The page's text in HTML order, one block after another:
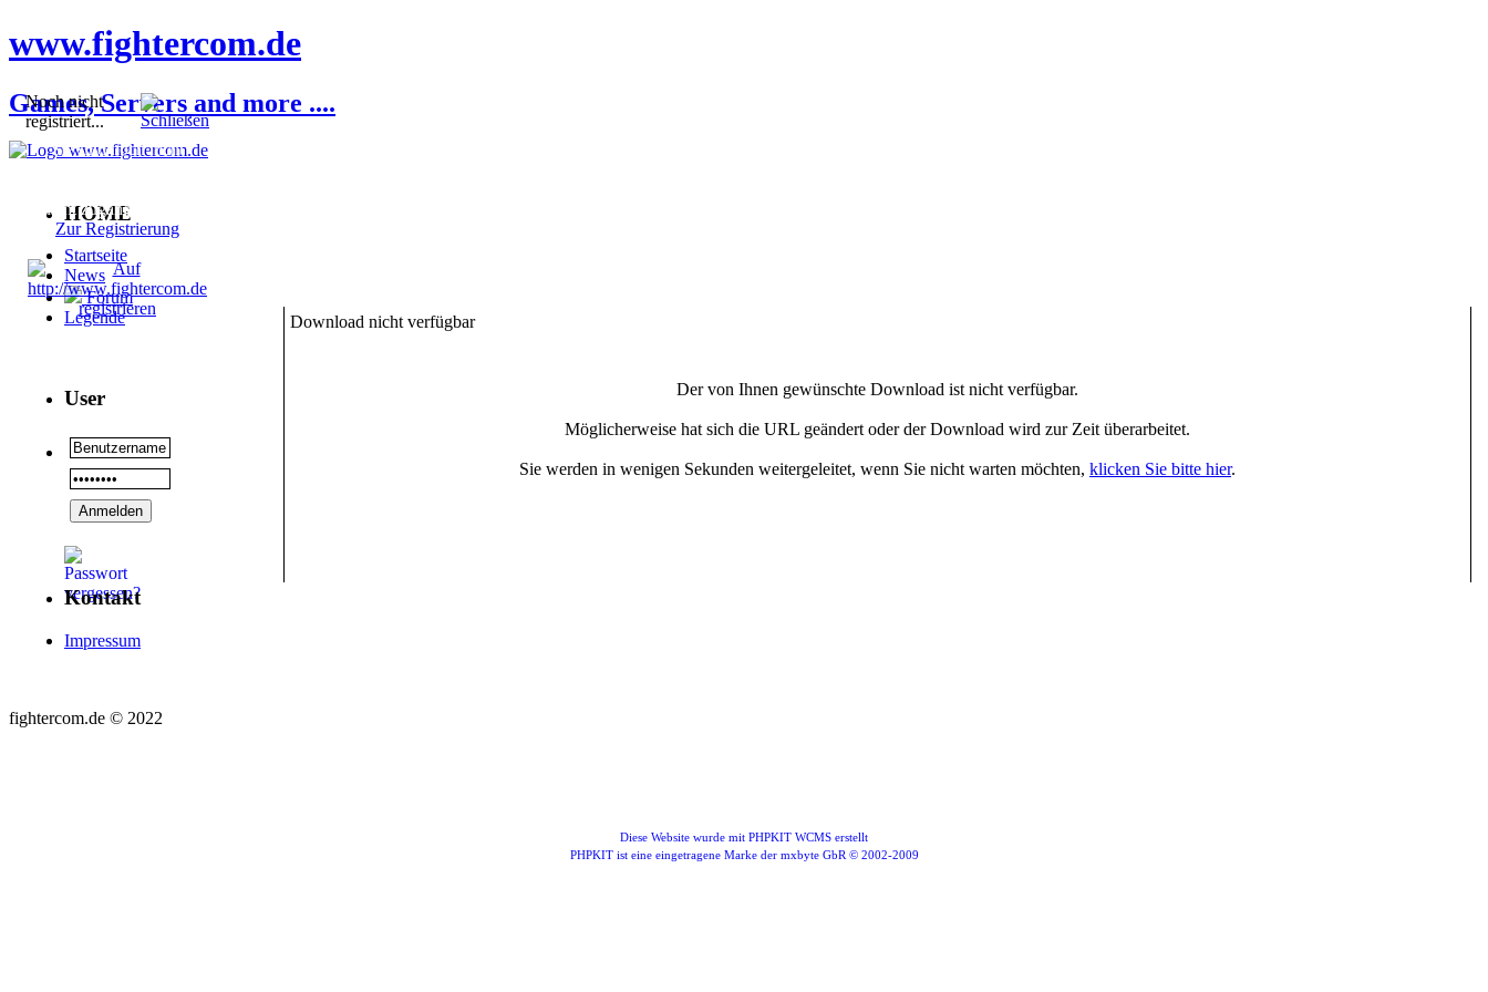
www.fightercom.de
Games, Servers and more ....
HOME
Startseite
News
Forum
Legende
User
Kontakt
Impressum
Download nicht verfügbar
Der von Ihnen gewünschte Download ist nicht verfügbar.
Möglicherweise hat sich die URL geändert oder der Download wird zur Zeit überarbeitet.
Sie werden in wenigen Sekunden weitergeleitet, wenn Sie nicht warten möchten, klicken Sie bitte hier.
fightercom.de © 2022
Noch nicht
registriert...
Sie sind noch nicht
nicht zugänglich sein.
Zur Registrierung
Diese Website wurde mit PHPKIT WCMS erstellt
PHPKIT ist eine eingetragene Marke der mxbyte GbR © 2002-2009